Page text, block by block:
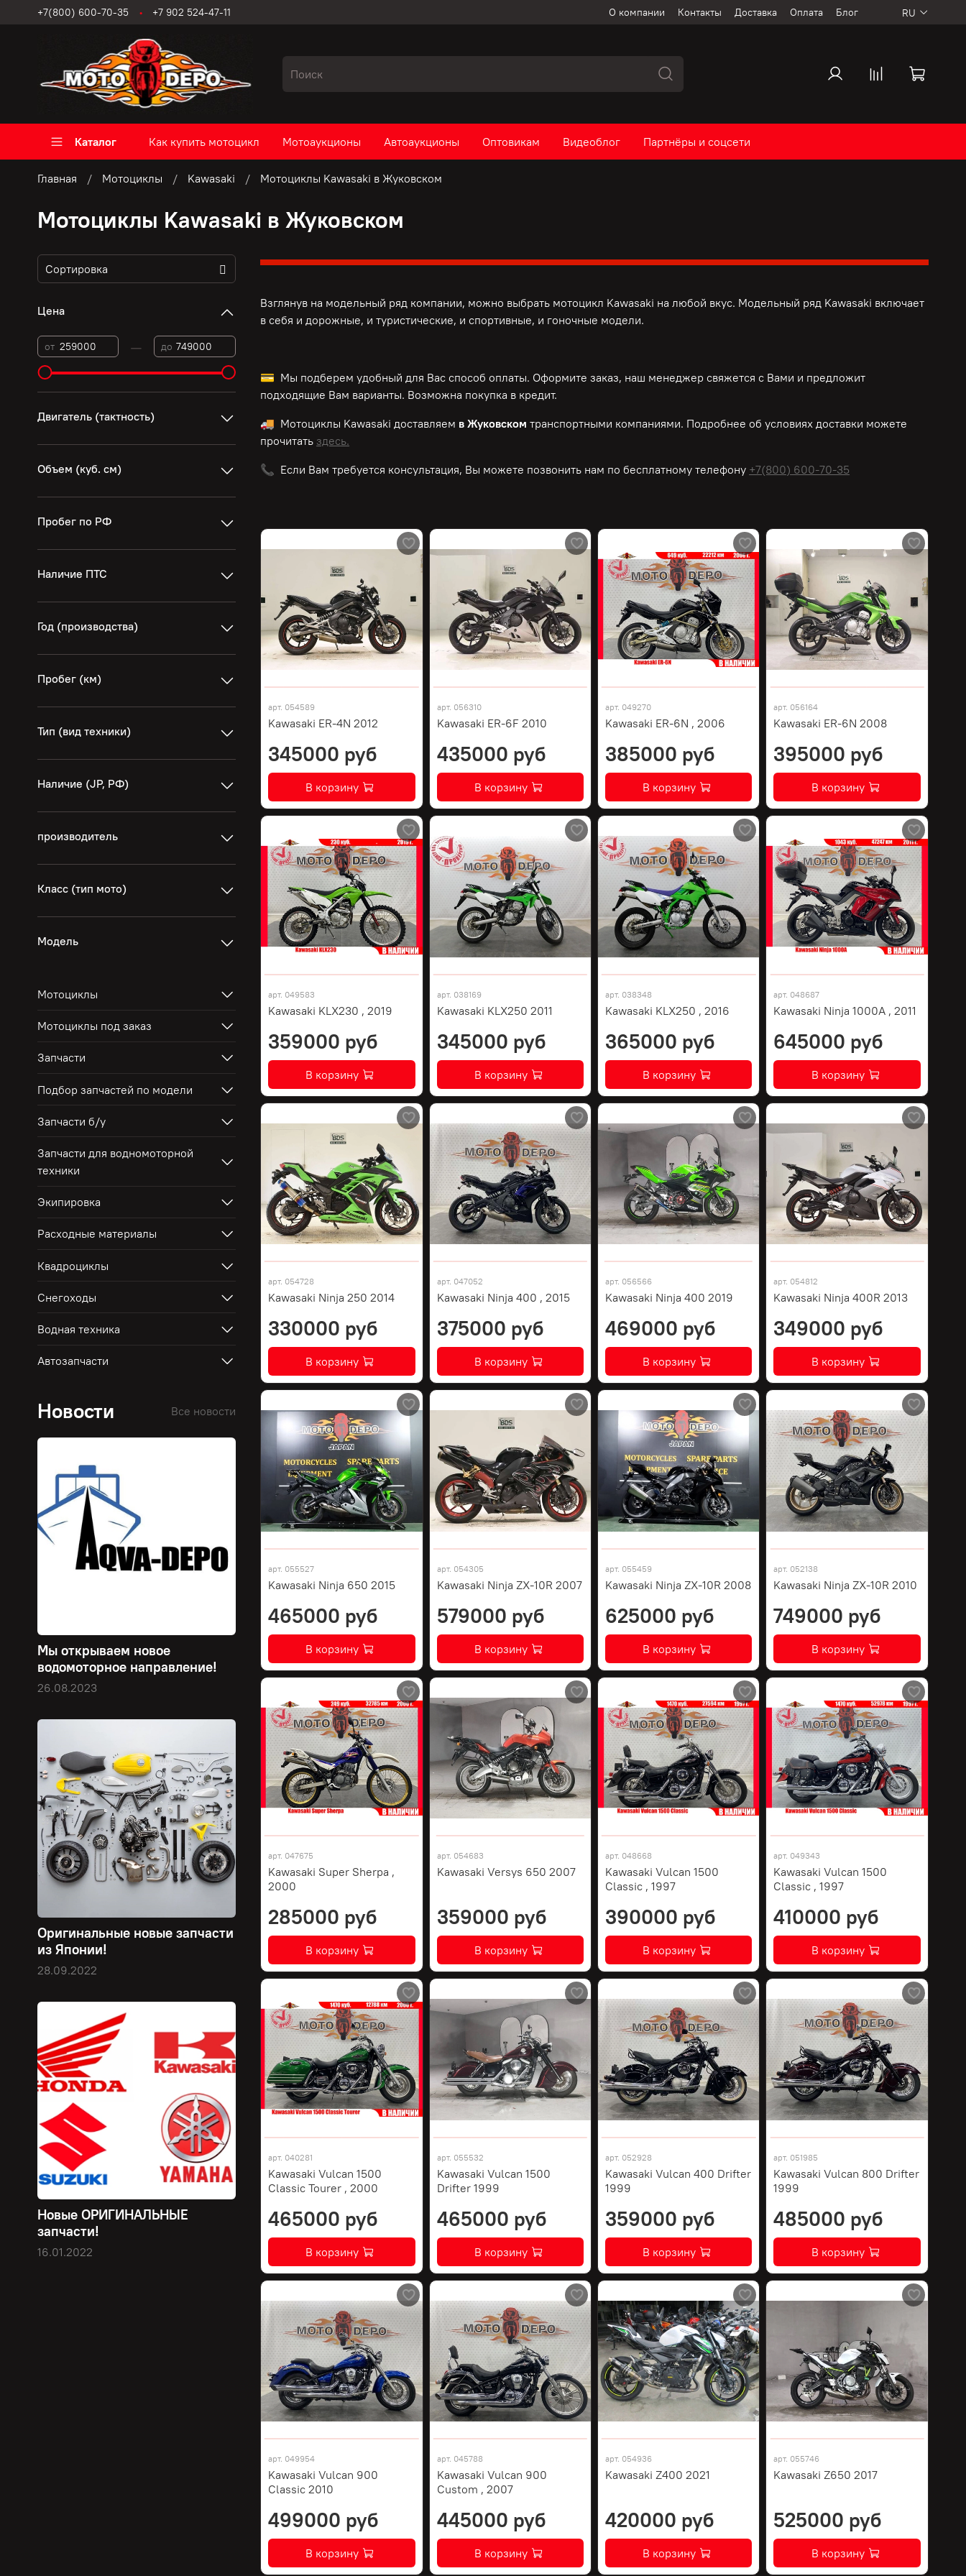
О компании Контакты Доставка Оплата Блог
+7(800) 600-70-35 +7 902 524-47-11 RU
Каталог Как купить мотоцикл Мотоаукционы Автоаукционы Оптовикам Видеоблог Партнёры и соцсети
Главная Мотоциклы Kawasaki Мотоциклы Kawasaki в Жуковском
Мотоциклы Kawasaki в Жуковском
Взглянув на модельный ряд компании, можно выбрать мотоцикл Kawasaki на любой вкус. Модельный ряд Kawasaki включает
в себя и дорожные, и туристические, и спортивные, и гоночные модели.
💳 Мы подберем удобный для Вас способ оплаты. Оформите заказ, наш менеджер свяжется с Вами и предложит
подходящие Вам варианты. Возможна покупка в кредит.
🚚 Мотоциклы Kawasaki доставляем в Жуковскомтранспортными компаниями. Подробнее об условиях доставки можете
прочитать здесь.
📞 Если Вам требуется консультация, Вы можете позвонить нам по бесплатномутелефону +7(800) 600-70-35
арт. 054589
Kawasaki ER-4N 2012
345000 руб
В корзину
арт. 056310
Kawasaki ER-6F 2010
435000 руб
В корзину
арт. 049270
Kawasaki ER-6N , 2006
385000 руб
В корзину
арт. 056164
Kawasaki ER-6N 2008
395000 руб
В корзину
арт. 049583
Kawasaki KLX230 , 2019
359000 руб
В корзину
арт. 038169
Kawasaki KLX250 2011
345000 руб
В корзину
арт. 038348
Kawasaki KLX250 , 2016
365000 руб
В корзину
арт. 048687
Kawasaki Ninja 1000A , 2011
645000 руб
В корзину
арт. 054728
Kawasaki Ninja 250 2014
330000 руб
В корзину
арт. 047052
Kawasaki Ninja 400 , 2015
375000 руб
В корзину
арт. 056566
Kawasaki Ninja 400 2019
469000 руб
В корзину
арт. 054812
Kawasaki Ninja 400R 2013
349000 руб
В корзину
арт. 055527
Kawasaki Ninja 650 2015
465000 руб
В корзину
арт. 054305
Kawasaki Ninja ZX-10R 2007
579000 руб
В корзину
арт. 055459
Kawasaki Ninja ZX-10R 2008
625000 руб
В корзину
арт. 052138
Kawasaki Ninja ZX-10R 2010
749000 руб
В корзину
арт. 047675
Kawasaki Super Sherpa ,
2000
285000 руб
В корзину
арт. 054683
Kawasaki Versys 650 2007
359000 руб
В корзину
арт. 048668
Kawasaki Vulcan 1500
Classic , 1997
390000 руб
В корзину
арт. 049343
Kawasaki Vulcan 1500
Classic , 1997
410000 руб
В корзину
арт. 040281
Kawasaki Vulcan 1500
Classic Tourer , 2000
465000 руб
В корзину
арт. 055532
Kawasaki Vulcan 1500
Drifter 1999
465000 руб
В корзину
арт. 052928
Kawasaki Vulcan 400 Drifter
1999
359000 руб
В корзину
арт. 051985
Kawasaki Vulcan 800 Drifter
1999
485000 руб
В корзину
арт. 049954
Kawasaki Vulcan 900
Classic 2010
499000 руб
В корзину
арт. 045788
Kawasaki Vulcan 900
Custom , 2007
445000 руб
В корзину
арт. 054936
Kawasaki Z400 2021
420000 руб
В корзину
арт. 055746
Kawasaki Z650 2017
525000 руб
В корзину
Цена
от — до
Двигатель (тактность)
Объем (куб. см)
Пробег по РФ
Наличие ПТС
Год (производства)
Пробег (км)
Тип (вид техники)
Наличие (JP, РФ)
производитель
Класс (тип мото)
Модель
Мотоциклы
Мотоциклы под заказ
Запчасти
Подбор запчастей по модели
Запчасти б/у
Запчасти для водномоторной
техники
Экипировка
Расходные материалы
Квадроциклы
Снегоходы
Водная техника
Автозапчасти
Новости Все новости
Мы открываем новое
водомоторное направление!
26.08.2023
Оригинальные новые запчасти
из Японии!
28.09.2022
Новые ОРИГИНАЛЬНЫЕ
запчасти!
16.01.2022